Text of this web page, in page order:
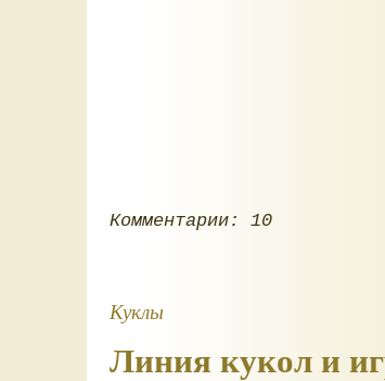
Комментарии: 10
Куклы
Линия кукол и